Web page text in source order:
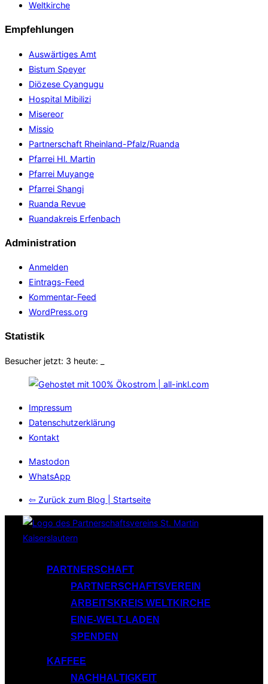
Weltkirche
Empfehlungen
Auswärtiges Amt
Bistum Speyer
Diözese Cyangugu
Hospital Mibilizi
Misereor
Missio
Partnerschaft Rheinland-Pfalz/Ruanda
Pfarrei Hl. Martin
Pfarrei Muyange
Pfarrei Shangi
Ruanda Revue
Ruandakreis Erfenbach
Administration
Anmelden
Eintrags-Feed
Kommentar-Feed
WordPress.org
Statistik
Besucher jetzt: 3 heute:
Impressum
Datenschutzerklärung
Kontakt
Mastodon
WhatsApp
⇦ Zurück zum Blog | Startseite
Inhalt
PARTNERSCHAFT
PARTNERSCHAFTSVEREIN
ARBEITSKREIS WELTKIRCHE
EINE-WELT-LADEN
SPENDEN
KAFFEE
NACHHALTIGKEIT